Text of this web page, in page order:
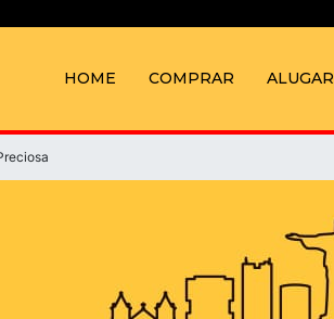
HOME COMPRAR ALUGAR